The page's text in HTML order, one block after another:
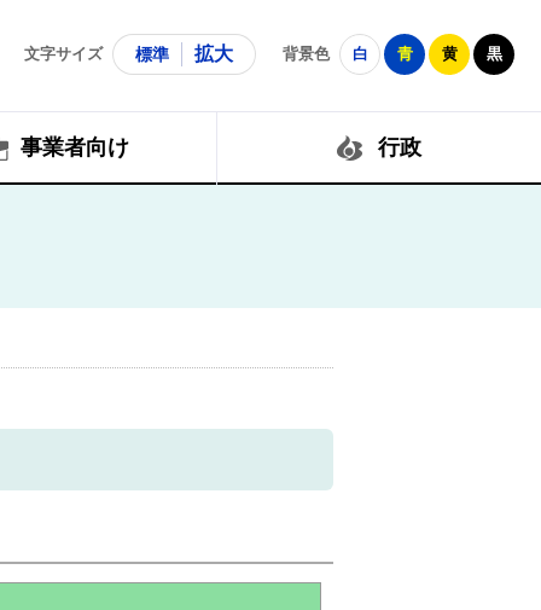
文字サイズ 標準 拡大 背景色 白 青 黄 黒
事業者向け 行政